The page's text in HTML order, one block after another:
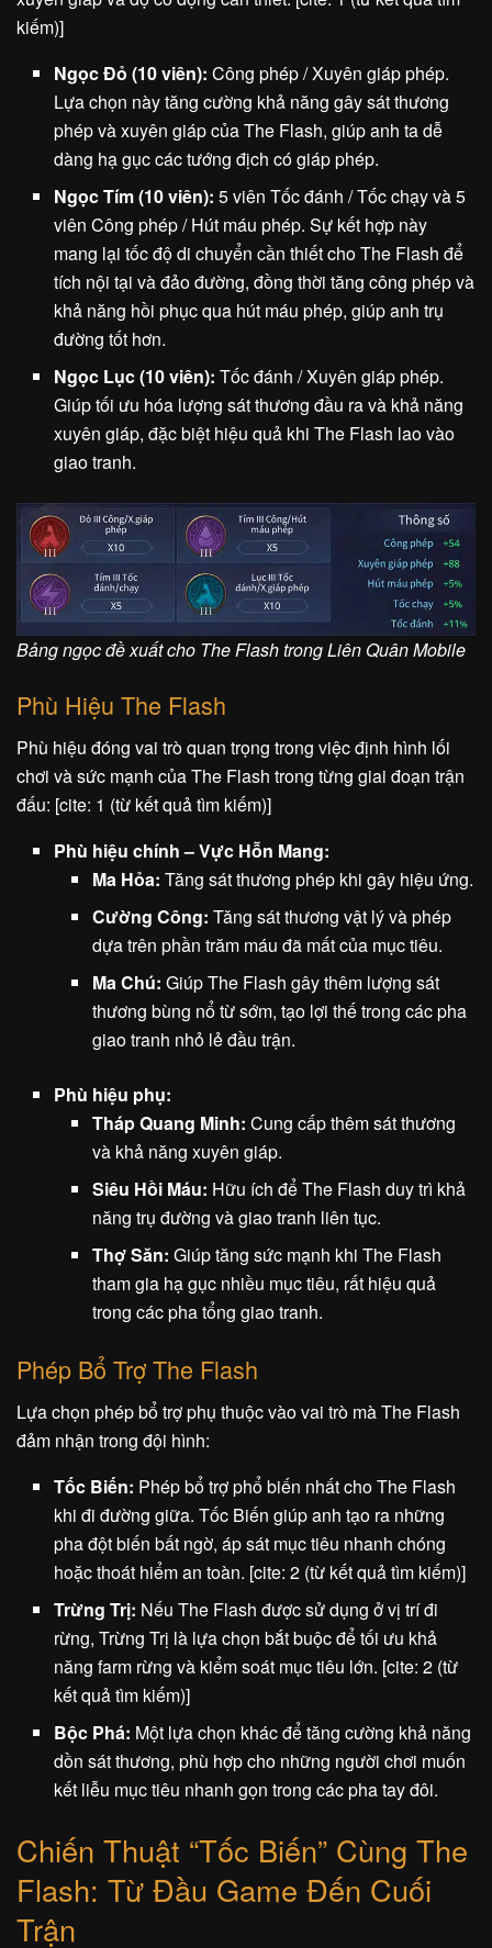
kiếm)]
Ngọc Đỏ (10 viên): Công phép / Xuyên giáp phép.
Lựa chọn này tăng cường khả năng gây sát thương
phép và xuyên giáp của The Flash, giúp anh ta dễ
dàng hạ gục các tướng địch có giáp phép.
Ngọc Tím (10 viên): 5 viên Tốc đánh / Tốc chạy và 5
viên Công phép / Hút máu phép. Sự kết hợp này
mang lại tốc độ di chuyển cần thiết cho The Flash để
tích nội tại và đảo đường, đồng thời tăng công phép và
khả năng hồi phục qua hút máu phép, giúp anh trụ
đường tốt hơn.
Ngọc Lục (10 viên): Tốc đánh / Xuyên giáp phép.
Giúp tối ưu hóa lượng sát thương đầu ra và khả năng
xuyên giáp, đặc biệt hiệu quả khi The Flash lao vào
giao tranh.
Bảng ngọc đề xuất cho The Flash trong Liên Quân Mobile
Phù Hiệu The Flash
Phù hiệu đóng vai trò quan trọng trong việc định hình lối
chơi và sức mạnh của The Flash trong từng giai đoạn trận
đấu: [cite: 1 (từ kết quả tìm kiếm)]
Phù hiệu chính – Vực Hỗn Mang:
Ma Hỏa: Tăng sát thương phép khi gây hiệu ứng.
Cường Công: Tăng sát thương vật lý và phép
dựa trên phần trăm máu đã mất của mục tiêu.
Ma Chú: Giúp The Flash gây thêm lượng sát
thương bùng nổ từ sớm, tạo lợi thế trong các pha
giao tranh nhỏ lẻ đầu trận.
Phù hiệu phụ:
Tháp Quang Minh: Cung cấp thêm sát thương
và khả năng xuyên giáp.
Siêu Hồi Máu: Hữu ích để The Flash duy trì khả
năng trụ đường và giao tranh liên tục.
Thợ Săn: Giúp tăng sức mạnh khi The Flash
tham gia hạ gục nhiều mục tiêu, rất hiệu quả
trong các pha tổng giao tranh.
Phép Bổ Trợ The Flash
Lựa chọn phép bổ trợ phụ thuộc vào vai trò mà The Flash
đảm nhận trong đội hình:
Tốc Biến: Phép bổ trợ phổ biến nhất cho The Flash
khi đi đường giữa. Tốc Biến giúp anh tạo ra những
pha đột biến bất ngờ, áp sát mục tiêu nhanh chóng
hoặc thoát hiểm an toàn. [cite: 2 (từ kết quả tìm kiếm)]
Trừng Trị: Nếu The Flash được sử dụng ở vị trí đi
rừng, Trừng Trị là lựa chọn bắt buộc để tối ưu khả
năng farm rừng và kiểm soát mục tiêu lớn. [cite: 2 (từ
kết quả tìm kiếm)]
Bộc Phá: Một lựa chọn khác để tăng cường khả năng
dồn sát thương, phù hợp cho những người chơi muốn
kết liễu mục tiêu nhanh gọn trong các pha tay đôi.
Chiến Thuật “Tốc Biến” Cùng The
Flash: Từ Đầu Game Đến Cuối
Trận